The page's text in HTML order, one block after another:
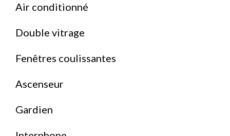
Air conditionné
Double vitrage
Fenêtres coulissantes
Ascenseur
Gardien